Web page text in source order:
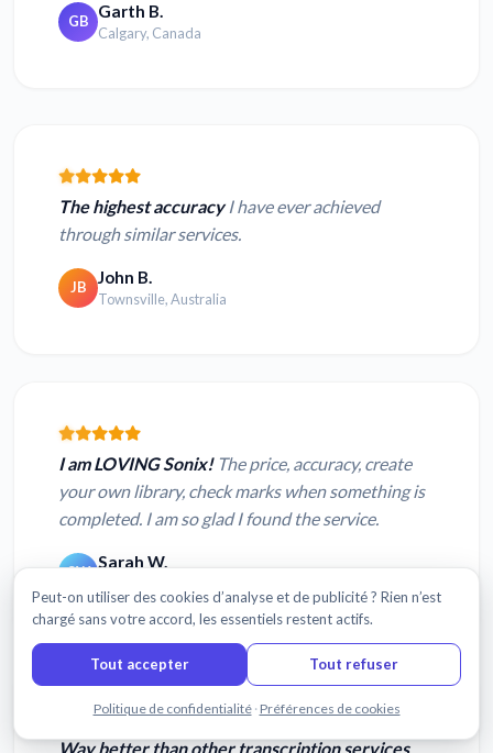
GB Garth B.
Calgary, Canada
The highest accuracyI have ever achieved
through similar services.
JB John B.
Townsville, Australia
I am LOVING Sonix!The price, accuracy, create
your own library, check marks when something is
completed. I am so glad I found the service.
SW Sarah W.
Way better than other transcription services
Discuter avec nous
Peut-on utiliser des cookies d’analyse et de publicité ? Rien n’est
chargé sans votre accord, les essentiels restent actifs.
Tout accepter Tout refuser
Politique de confidentialité · Préférences de cookies